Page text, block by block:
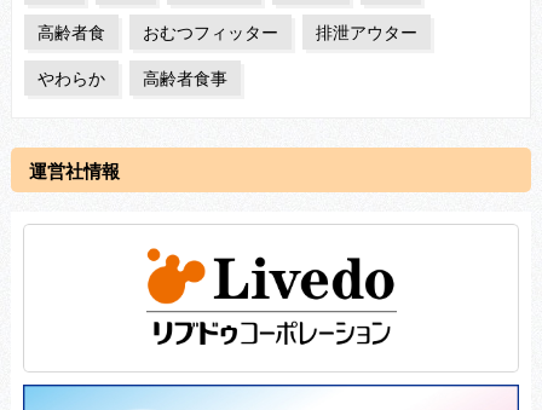
高齢者食 おむつフィッター 排泄アウター
やわらか 高齢者食事
運営社情報